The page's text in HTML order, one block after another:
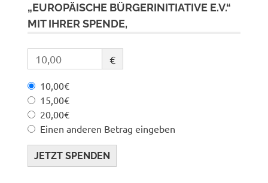
„EUROPÄISCHE BÜRGERINITIATIVE E.V.“
MIT IHRER SPENDE,
€
10,00€
15,00€
20,00€
Einen anderen Betrag eingeben
JETZT SPENDEN